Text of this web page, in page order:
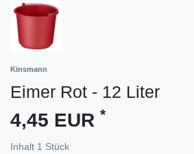
Kinsmann
Eimer Rot - 12 Liter
4,45 EUR *
Inhalt 1 Stück